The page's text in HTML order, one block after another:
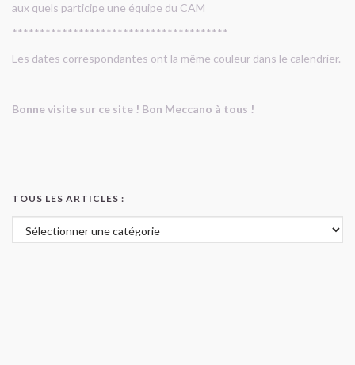
aux quels participe une équipe du CAM
***************************************
Les dates correspondantes ont la même couleur dans le calendrier.
Bonne visite sur ce site ! Bon Meccano à tous !
TOUS LES ARTICLES :
Tous les articles :